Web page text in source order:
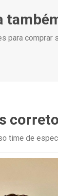
para comprar
time de